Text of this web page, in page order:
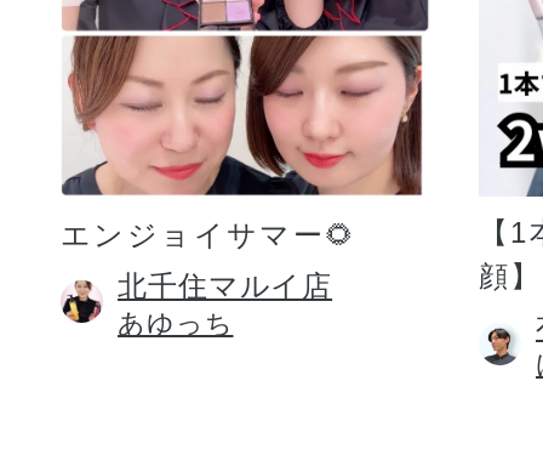
エンジョイサマー🌻
北千住マルイ店
あゆっち
【
顔】